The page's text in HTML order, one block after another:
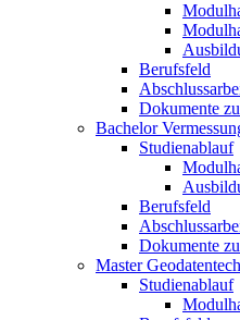
Berufsfeld
Dokumente
Bachelor
Studienablauf
Berufsfeld
Dokumente
Master
Studienablauf